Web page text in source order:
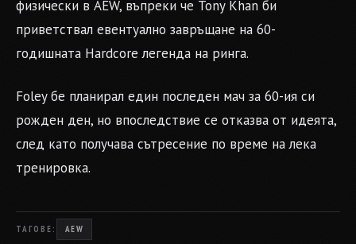
физически в AEW, въпреки че Tony Khan би
приветствал евентуално завръщане на 60-
годишната Hardcore легенда на ринга.
Foley бе планирал един последен мач за 60-ия си
рожден ден, но впоследствие се отказва от идеята,
след като получава сътресение по време на лека
тренировка.
ТАГОВЕ: AEW